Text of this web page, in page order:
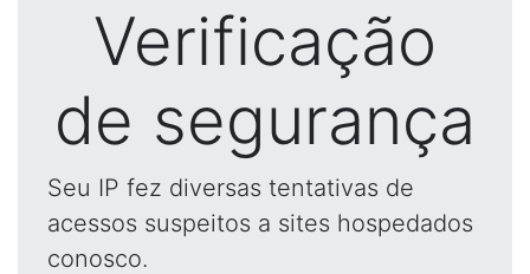
Verificação
de segurança
Seu IP fez diversas tentativas de
acessos suspeitos a sites hospedados
conosco.